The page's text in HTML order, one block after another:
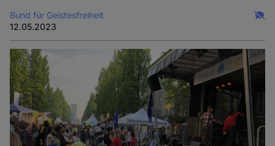
Bund für Geistesfreiheit
12.05.2023